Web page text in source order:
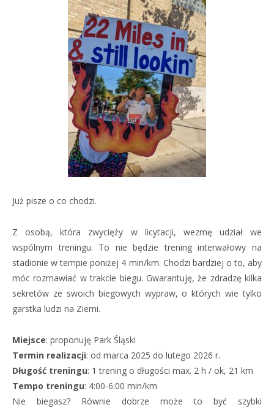
Już pisze o co chodzi.
Z osobą, która zwycięży w licytacji, wezmę udział we
wspólnym treningu. To nie będzie trening interwałowy na
stadionie w tempie poniżej 4 min/km. Chodzi bardziej o to, aby
móc rozmawiać w trakcie biegu. Gwarantuję, że zdradzę kilka
sekretów ze swoich biegowych wypraw, o których wie tylko
garstka ludzi na Ziemi.
Miejsce: proponuję Park Śląski
Termin realizacji: od marca 2025 do lutego 2026 r.
Długość treningu: 1 trening o długości max. 2 h / ok, 21 km
Tempo treningu: 4:00-6:00 min/km
Nie biegasz? Równie dobrze może to być szybki